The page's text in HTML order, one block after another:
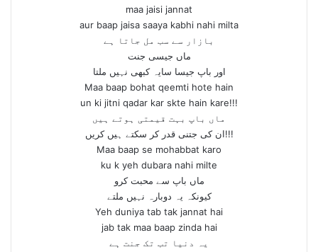
maa jaisi jannat
aur baap jaisa saaya kabhi nahi milta
بازار سے سب مل جاتا ہے
ماں جیسی جنت
اور باپ جیسا سایہ کبھی نہیں ملتا
Maa baap bohat qeemti hote hain
un ki jitni qadar kar skte hain kare!!!
ماں باپ بہت قیمتی ہوتے ہیں
ان کی جتنی قدر کر سکتے ہیں کریں!!!
Maa baap se mohabbat karo
ku k yeh dubara nahi milte
ماں باپ سے محبت کرو
کیونکہ یہ دوبارہ نہیں ملتے
Yeh duniya tab tak jannat hai
jab tak maa baap zinda hai
یہ دنیا تب تک جنت ہے